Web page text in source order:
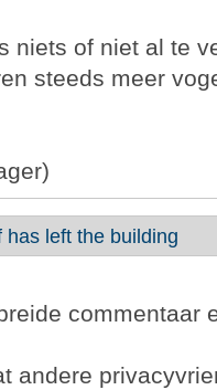
niets of niet al te
steeds meer
has left the building
commentaar
andere